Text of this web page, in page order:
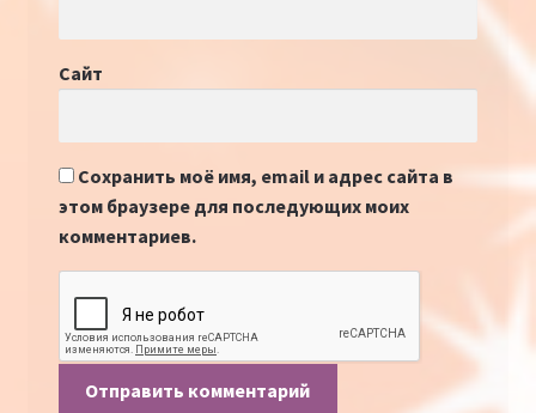
Сайт
Сохранить моё имя, email и адрес сайта в
этом браузере для последующих моих
комментариев.